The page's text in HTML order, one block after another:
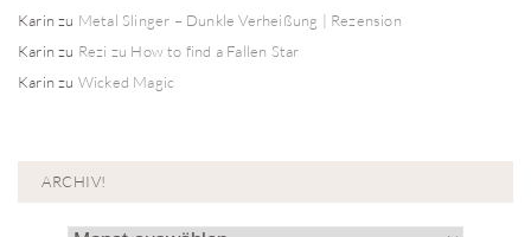
Karinzu Metal Slinger – Dunkle Verheißung | Rezension
Karinzu Rezi zu How to find a Fallen Star
Karinzu Wicked Magic
ARCHIV!